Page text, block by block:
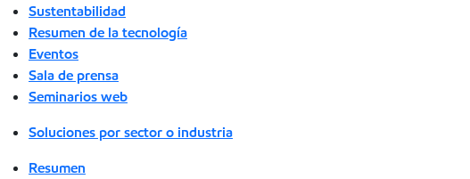
Sustentabilidad
Resumen de la tecnología
Eventos
Sala de prensa
Seminarios web
Soluciones por sector o industria
Resumen